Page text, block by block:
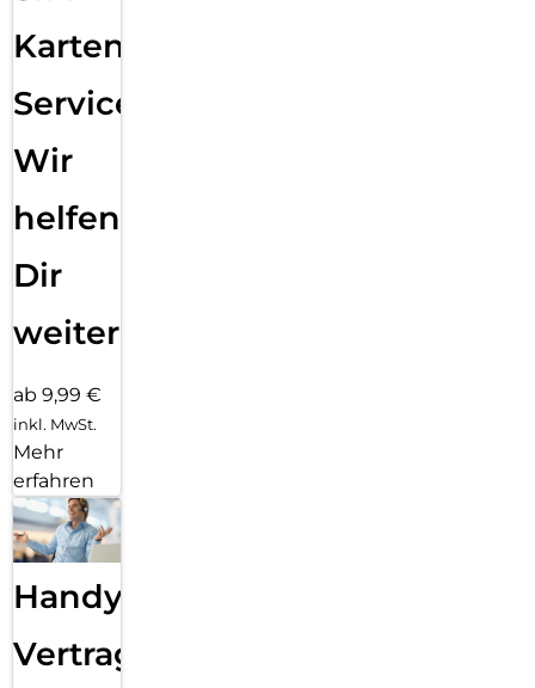
Karten
Service:
Wir
helfen
Dir
weiter
ab 9,99 €
inkl. MwSt.
Mehr
erfahren
Handy
Vertragsabwicklung